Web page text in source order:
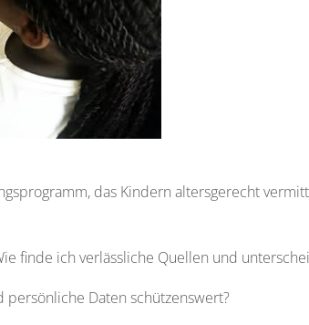
das Kindern altersgerecht
finde ich verlässliche Quellen und
persönliche Daten schützenswert?